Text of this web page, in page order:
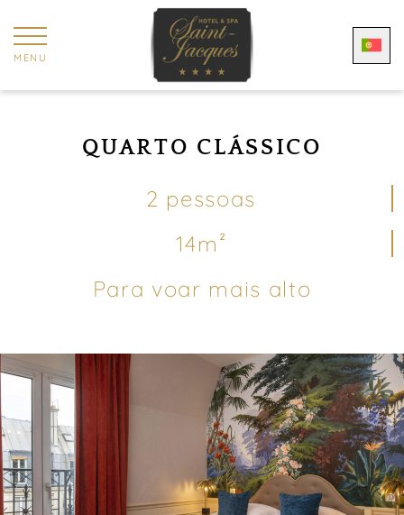
MENU
QUARTO CLÁSSICO
2 pessoas
14m²
Para voar mais alto
Painel de Gerenciamento de Cookies